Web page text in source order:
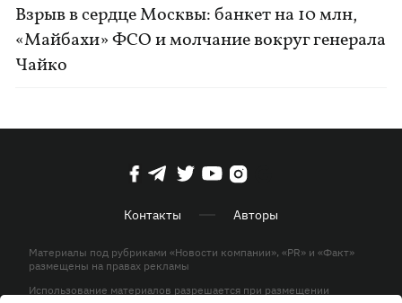
Взрыв в сердце Москвы: банкет на 10 млн,
«Майбахи» ФСО и молчание вокруг генерала
Чайко
Контакты Авторы
Материалы под рубриками «Новости компании», «PR» и «Факт»
размещены на правах рекламы
Использование материалов разрешается при размещении